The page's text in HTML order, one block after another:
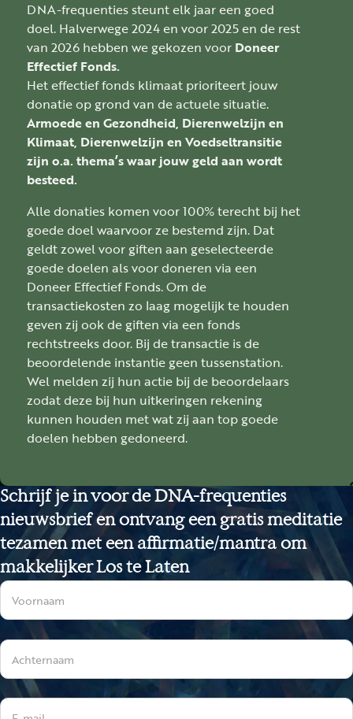
DNA-frequenties steunt elk jaar een goed
doel. Halverwege 2024 en voor 2025 en de rest
van 2026 hebben we gekozen voor Doneer
Effectief Fonds.
Het effectief fonds klimaat prioriteert jouw
donatie op grond van de actuele situatie.
Armoede en Gezondheid, Dierenwelzijn en
Klimaat, Dierenwelzijn en Voedseltransitie
zijn o.a. thema’s waar jouw geld aan wordt
besteed.
Alle donaties komen voor 100% terecht bij het
goede doel waarvoor ze bestemd zijn. Dat
geldt zowel voor giften aan geselecteerde
goede doelen als voor doneren via een
Doneer Effectief Fonds. Om de
transactiekosten zo laag mogelijk te houden
geven zij ook de giften via een fonds
rechtstreeks door. Bij de transactie is de
beoordelende instantie geen tussenstation.
Wel melden zij hun actie bij de beoordelaars
zodat deze bij hun uitkeringen rekening
kunnen houden met wat zij aan top goede
doelen hebben gedoneerd.
Schrijf je in voor de DNA-frequenties
nieuwsbrief en ontvang een gratis meditatie
tezamen met een affirmatie/mantra om
makkelijker Los te Laten
Sectie